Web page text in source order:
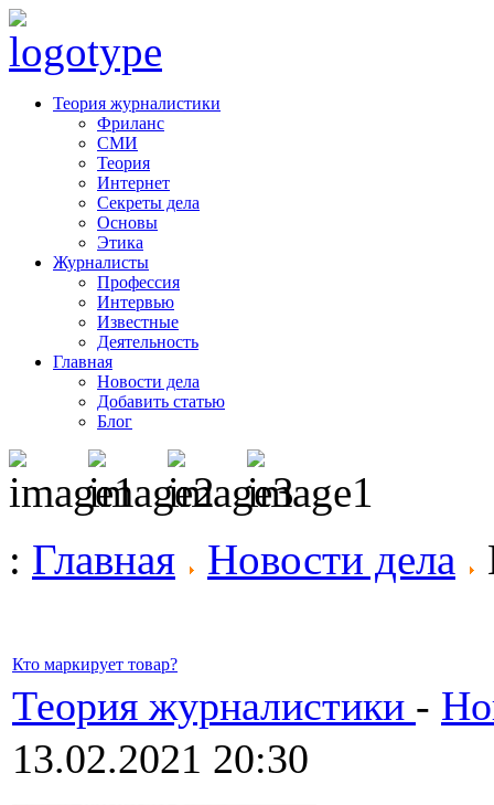
Теория журналистики
Фриланс
СМИ
Теория
Интернет
Секреты дела
Основы
Этика
Журналисты
Профессия
Интервью
Известные
Деятельность
Главная
Новости дела
Добавить статью
Блог
: Главная Новости дела
Кто маркирует товар?
Теория журналистики -
13.02.2021 20:30